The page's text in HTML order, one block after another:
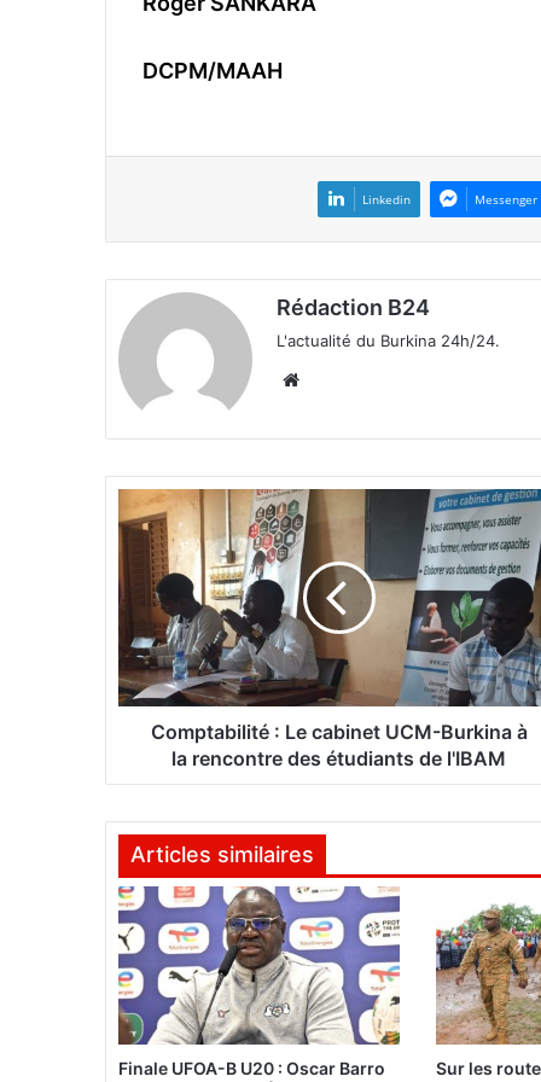
DCPM/MAAH
Linkedin Messenger
Rédaction B24
L'actualité du Burkina 24h/24.
te
o
t
a
b
i
l
é
L
c
a
b
i
n
e
U
Comptabilité : Le cabinet UCM-Burkina à
la rencontre des étudiants de l'IBAM
Articles similaires
Finale UFOA-B U20 : Oscar Barro
Sur les